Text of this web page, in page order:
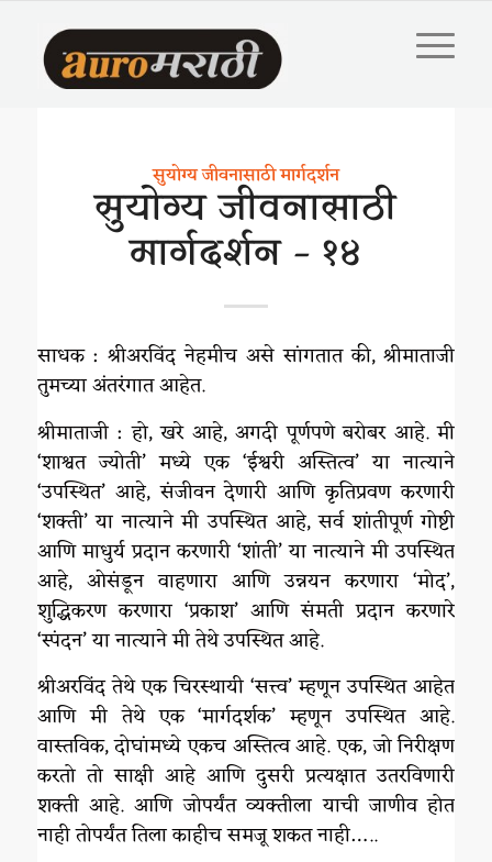
सुयोग्य जीवनासाठी मार्गदर्शन
सुयोग्य जीवनासाठी
मार्गदर्शन – १४
साधक : श्रीअरविंद नेहमीच असे सांगतात की, श्रीमाताजी
तुमच्या अंतरंगात आहेत.
श्रीमाताजी : हो, खरे आहे, अगदी पूर्णपणे बरोबर आहे. मी
‘शाश्वत ज्योती’ मध्ये एक ‘ईश्वरी अस्तित्व’ या नात्याने
‘उपस्थित’ आहे, संजीवन देणारी आणि कृतिप्रवण करणारी
‘शक्ती’ या नात्याने मी उपस्थित आहे, सर्व शांतीपूर्ण गोष्टी
आणि माधुर्य प्रदान करणारी ‘शांती’ या नात्याने मी उपस्थित
आहे, ओसंडून वाहणारा आणि उन्नयन करणारा ‘मोद’,
शुद्धिकरण करणारा ‘प्रकाश’ आणि संमती प्रदान करणारे
‘स्पंदन’ या नात्याने मी तेथे उपस्थित आहे.
श्रीअरविंद तेथे एक चिरस्थायी ‘सत्त्व’ म्हणून उपस्थित आहेत
आणि मी तेथे एक ‘मार्गदर्शक’ म्हणून उपस्थित आहे.
वास्तविक, दोघांमध्ये एकच अस्तित्व आहे. एक, जो निरीक्षण
करतो तो साक्षी आहे आणि दुसरी प्रत्यक्षात उतरविणारी
शक्ती आहे. आणि जोपर्यंत व्यक्तीला याची जाणीव होत
नाही तोपर्यंत तिला काहीच समजू शकत नाही…..